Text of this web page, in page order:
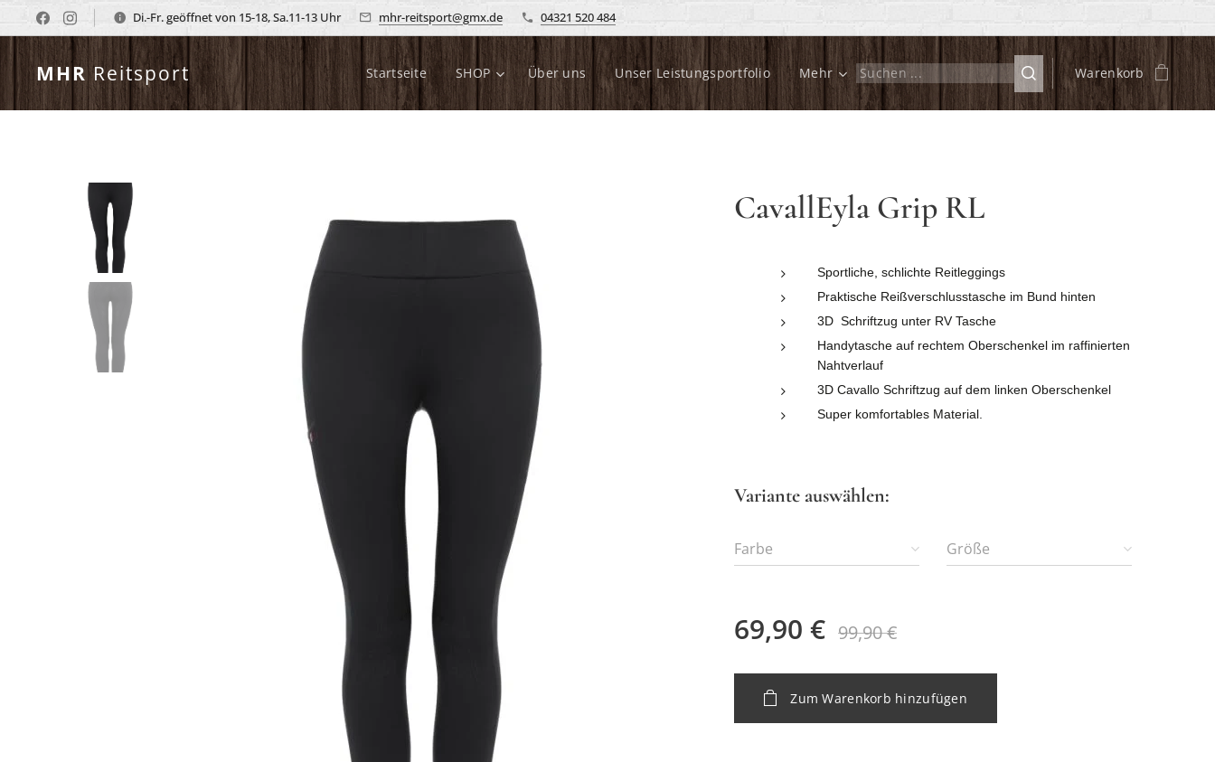
Di.-Fr. geöffnet von 15-18, Sa.11-13 Uhr mhr-reitsport@gmx.de 04321 520 484
MHR Reitsport Startseite SHOP Über uns Unser Leistungsportfolio Mehr Warenkorb
CavallEyla Grip RL
Sportliche, schlichte Reitleggings
Praktische Reißverschlusstasche im Bund hinten
3D Schriftzug unter RV Tasche
Handytasche auf rechtem Oberschenkel im raffinierten
Nahtverlauf
3D Cavallo Schriftzug auf dem linken Oberschenkel
Super komfortables Material.
Variante auswählen:
Farbe Größe
69,90 € 99,90€
Zum Warenkorb hinzufügen